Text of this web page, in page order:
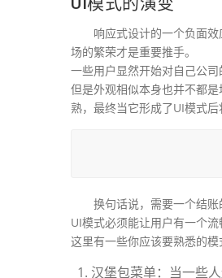
响应式设计的一个负面
场的繁荣才是重要推手。
一些用户显然开始对自己公司
但是外观相似本身也并不都
熟，最终当它形成了UI模式后
换句话说，需要一个结
UI模式必须能让用户有一个流
这里有一些你应该要熟悉的模
汉堡包菜单：当一些